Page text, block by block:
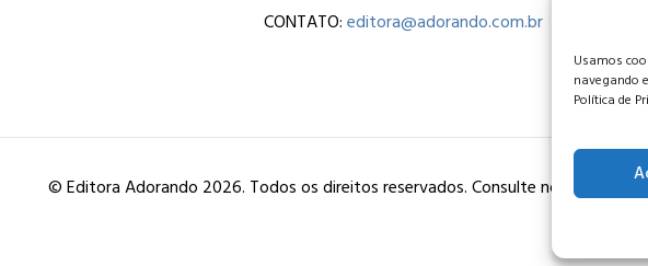
Usamos
navegando
Política de
CONTATO:editora@adorando.com.br
© Editora Adorando 2026. Todos os direitos reservados. Consulte nossa